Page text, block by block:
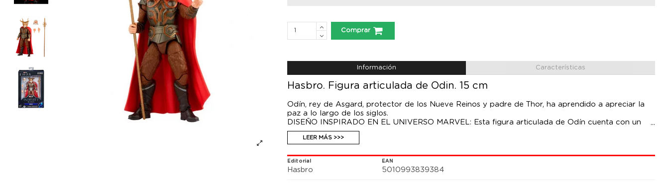
Comprar
Información Características
Hasbro. Figura articulada de Odin. 15 cm
Odín, rey de Asgard, protector de los Nueve Reinos y padre de Thor, ha aprendido a apreciar la
paz a lo largo de los siglos.
DISEÑO INSPIRADO EN EL UNIVERSO MARVEL: Esta figura articulada de Odín cuenta con un
diseño premium y detallado, ideal para su exhibición en una colección Marvel
PUNTOS DE ARTICULACIÓN Y DETALLES DE LUJO: De alta calidad y detalles realistas, la figura
estupenda adición a cualquier colección de figuras
LEER MÁS >>>
Editorial
Hasbro
EAN
5010993839384